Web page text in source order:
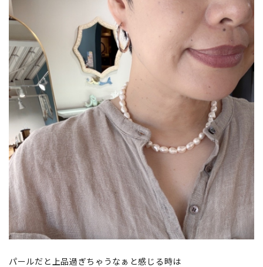
パールだと上品過ぎちゃうなぁと感じる時は